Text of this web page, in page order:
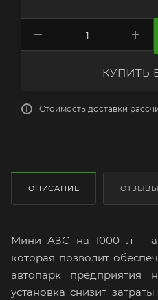
КУПИТЬ
Стоимость доставки
ОПИСАНИЕ ОТЗЫВЫ
Мини АЗС на 1000 л –
которая позволит
автопарк предприятия
установка снизит